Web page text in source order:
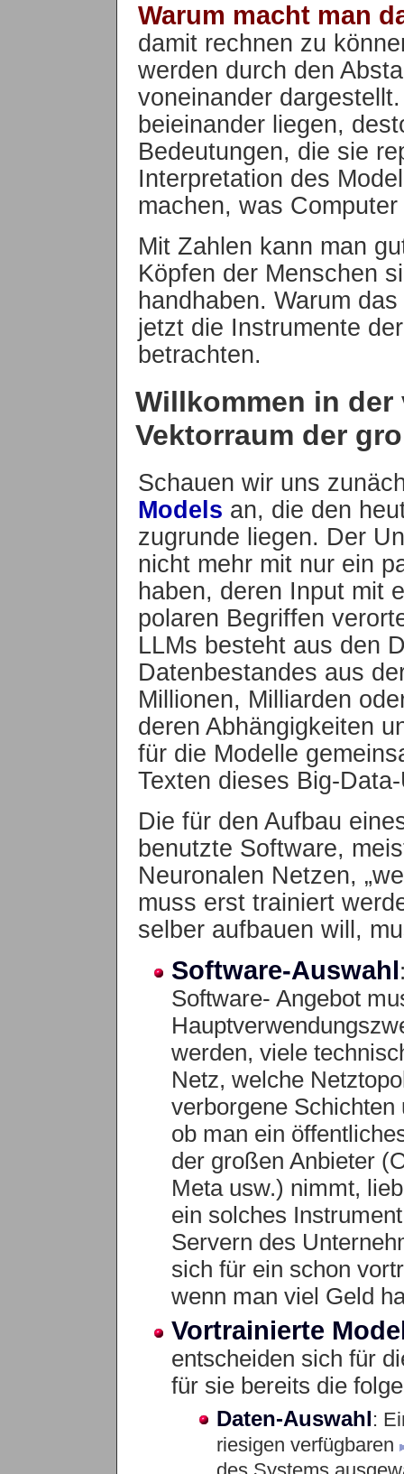
Warum macht man
damit rechnen zu
werden durch den
voneinander
beieinander liegen,
Bedeutungen, die sie
Interpretation des
machen, was
Mit Zahlen kann man
Köpfen der Menschen
handhaben. Warum
jetzt die Instrumente
betrachten.
Willkommen in
Vektorraum der
Schauen wir uns
Models an, die den
zugrunde liegen. Der
nicht mehr mit nur ein
haben, deren Input mit
polaren Begriffen
LLMs besteht aus den
Datenbestandes aus
Millionen, Milliarden
deren Abhängigkeiten
für die Modelle
Texten dieses Big-
Die für den Aufbau
benutzte Software,
Neuronalen Netzen,
muss erst trainiert
selber aufbauen will,
Software-Auswahl
Software- Angebot
werden, viele
Netz, welche
verborgene
ob man ein
der großen Anbieter
Meta usw.) nimmt,
ein solches
Servern des
sich für ein schon
wenn man viel Geld
Vortrainierte
entscheiden sich für
für sie bereits die
Daten-Auswahl:
riesigen verfügbaren